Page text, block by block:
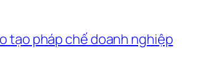
tạo pháp chế doanh nghiệp